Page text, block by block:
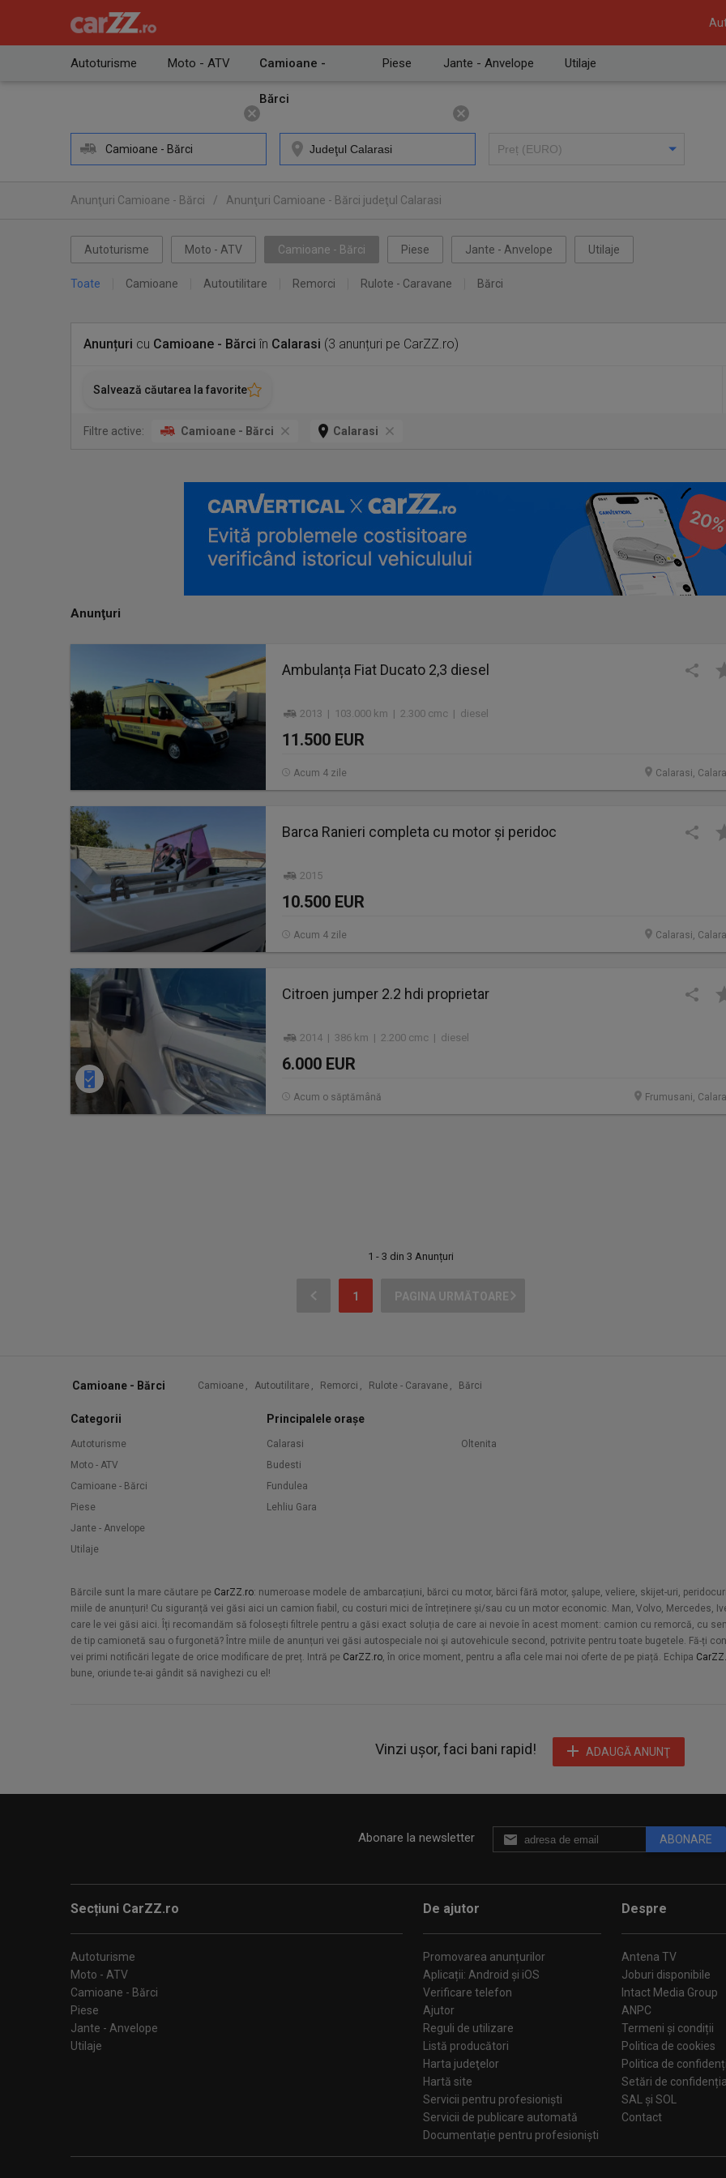
Autoturisme Moto - ATV Camioane -
Bărci
Piese Jante - Anvelope Utilaje
Camioane - Bărci
Anunţuri Camioane - Bărci / Anunţuri Camioane - Bărci judeţul Calarasi
Autoturisme Moto - ATV Camioane - Bărci Piese Jante - Anvelope Utilaje
Toate Camioane Autoutilitare Remorci Rulote - Caravane Bărci
Anunțuri cu Camioane - Bărci în Calarasi (3 anunțuri pe CarZZ.ro)
Salvează căutarea la favorite
Filtre active: Camioane - Bărci Calarasi
Anunţuri
Ambulanța Fiat Ducato 2,3 diesel
2013 | 103.000 km | 2.300 cmc | diesel
11.500 EUR
Calarasi,
Acum 4 zile
Barca Ranieri completa cu motor și peridoc
2015
10.500 EUR
Calarasi,
Acum 4 zile
Citroen jumper 2.2 hdi proprietar
2014 | 386 km | 2.200 cmc | diesel
6.000 EUR
Frumusani,
Acum o săptămână
1 - 3 din 3 Anunțuri
1 PAGINA URMĂTOARE
Camioane - Bărci Camioane , Autoutilitare , Remorci , Rulote - Caravane , Bărci
Categorii
Autoturisme
Moto - ATV
Camioane - Bărci
Piese
Jante - Anvelope
Utilaje
Principalele orașe
Calarasi
Budesti
Fundulea
Lehliu Gara
Oltenita
Bărcile sunt la mare căutare pe CarZZ.ro: numeroase modele de ambarcațiuni, bărci cu motor, bărci fără motor, șalupe, veliere, skijet-uri,
miile de anunțuri! Cu siguranță vei găsi aici un camion fiabil, cu costuri mici de întreținere și/sau cu un motor economic. Man, Volvo, Mercedes,
care le vei găsi aici. Îți recomandăm să folosești filtrele pentru a găsi exact soluția de care ai nevoie în acest moment: camion cu remorcă, cu
de tip camionetă sau o furgonetă? Între miile de anunțuri vei găsi autospeciale noi şi autovehicule second, potrivite pentru toate bugetele. Fă-ți
vei primi notificări legate de orice modificare de preț. Intră pe CarZZ.ro, în orice moment, pentru a afla cele mai noi oferte de pe piață. Echipa
bune, oriunde te-ai gândit să navighezi cu el!
Vinzi ușor, faci bani rapid! ADAUGĂ ANUNŢ
Abonare la newsletter ABONARE
Secțiuni CarZZ.ro
Autoturisme
Moto - ATV
Camioane - Bărci
Piese
Jante - Anvelope
Utilaje
De ajutor
Promovarea anunțurilor
Aplicații: Android și iOS
Verificare telefon
Ajutor
Reguli de utilizare
Listă producători
Harta judeţelor
Hartă site
Servicii pentru profesioniști
Servicii de publicare automată
Documentație pentru profesioniști
Despre
Antena TV
Joburi disponibile
Intact Media Group
ANPC
Termeni și condiții
Politica de cookies
Politica de
Setări de
SAL și SOL
Contact